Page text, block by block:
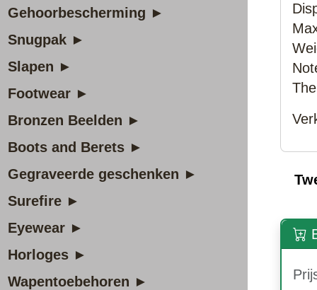
Gehoorbescherming ►
Snugpak ►
Slapen ►
Footwear ►
Bronzen Beelden ►
Boots and Berets ►
Gegraveerde geschenken ►
Surefire ►
Eyewear ►
Horloges ►
Wapentoebehoren ►